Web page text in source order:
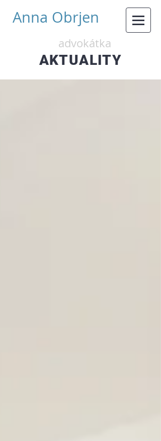
Anna Obrjen
advokátka
AKTUALITY